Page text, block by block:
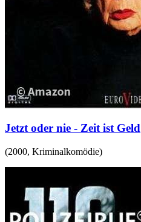
Jetzt oder nie - Zeit ist Geld
(2000, Kriminalkomödie)